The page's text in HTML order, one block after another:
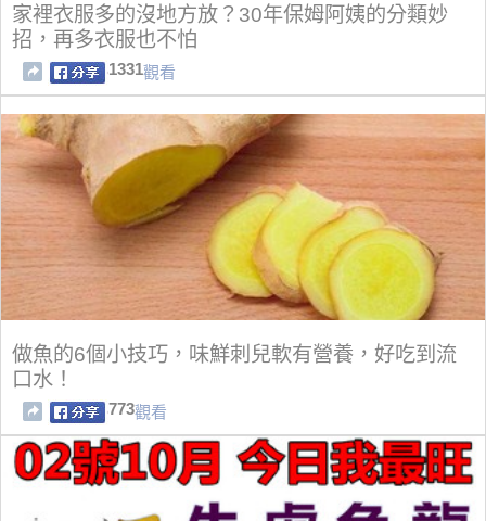
家裡衣服多的沒地方放？30年保姆阿姨的分類妙
招，再多衣服也不怕
1331觀看
做魚的6個小技巧，味鮮刺兒軟有營養，好吃到流
口水！
773觀看